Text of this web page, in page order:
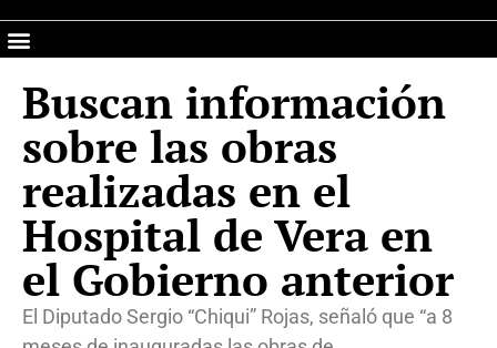
Buscan información
sobre las obras
realizadas en el
Hospital de Vera en
el Gobierno anterior
El Diputado Sergio “Chiqui” Rojas, señaló que “a 8